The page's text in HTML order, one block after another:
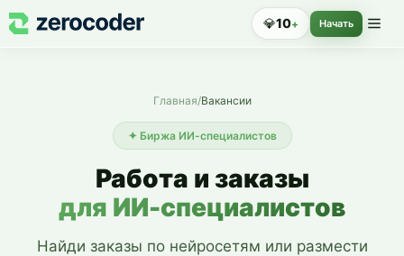
💎10+ Начать
Главная/Вакансии
✦ Биржа ИИ-специалистов
Работа и заказы
для ИИ-специалистов
Найди заказы по нейросетям или размести